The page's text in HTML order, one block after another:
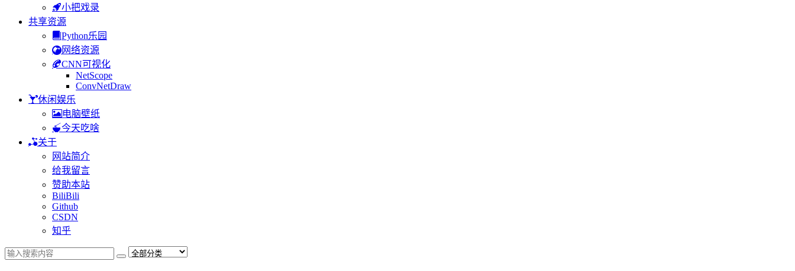
小把戏录
共享资源
Python乐园
网络资源
CNN可视化
NetScope
ConvNetDraw
休闲娱乐
电脑壁纸
今天吃啥
关于
网站简介
给我留言
赞助本站
BiliBili
Github
CSDN
知乎